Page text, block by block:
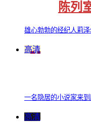
陈列
雄心勃勃的经纪人莉泽
高清
一名隐居的小说家来
高清